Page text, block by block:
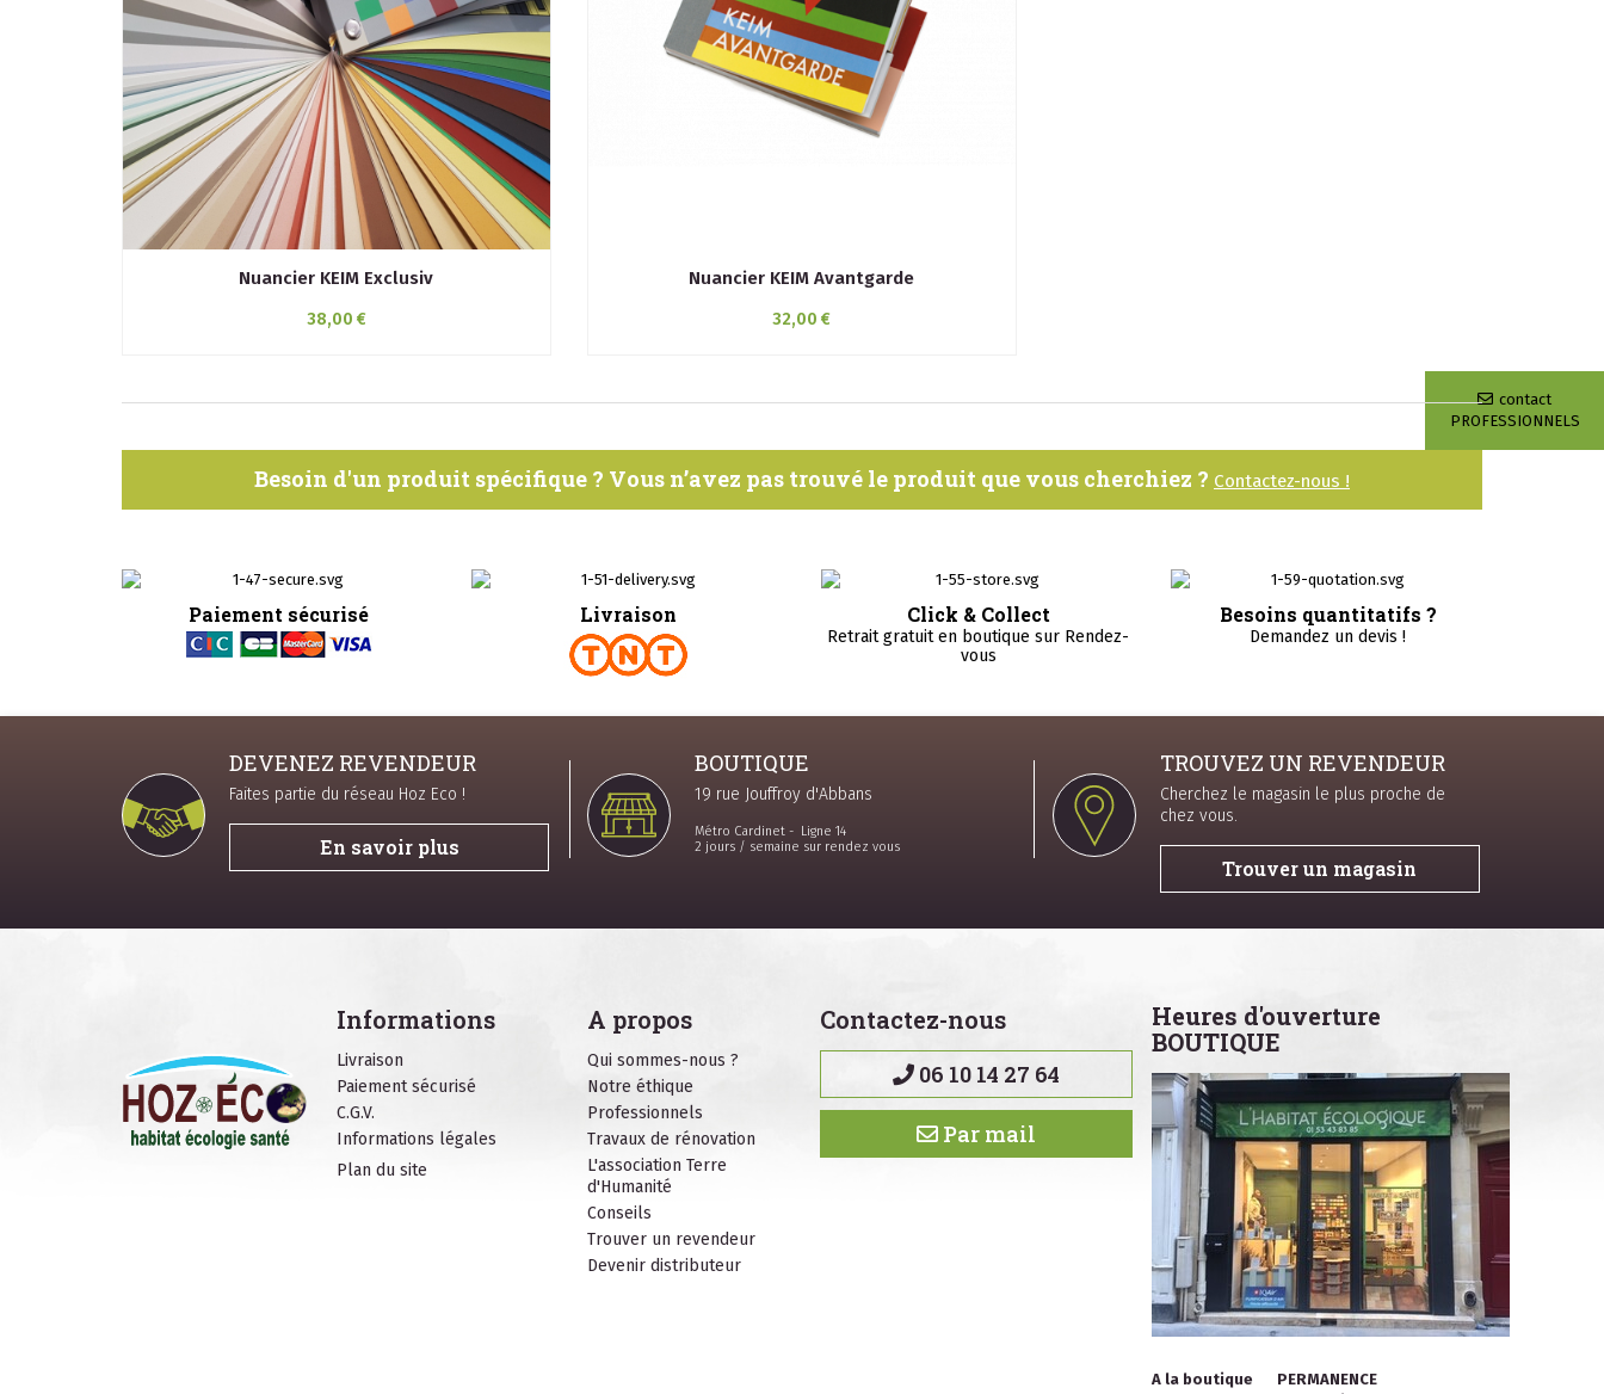
contact
PROFESSIONNELS
Nuancier KEIM Exclusiv
38,00 €
Nuancier KEIM Avantgarde
32,00 €
Besoin d'un produit spécifique ? Vous n’avez pas trouvé le produit que vous cherchiez ? Contactez-nous !
Paiement sécurisé Livraison Click & Collect
Retrait gratuit en boutique sur Rendez-
vous
Besoins quantitatifs ?
Demandez un devis !
DEVENEZ REVENDEUR
Faites partie du réseau Hoz Eco !
En savoir plus
BOUTIQUE
19 rue Jouffroy d'Abbans
Métro Cardinet - Ligne 14
2 jours / semaine sur rendez vous
TROUVEZ UN REVENDEUR
Cherchez le magasin le plus proche de
chez vous.
Trouver un magasin
Informations
Livraison
Paiement sécurisé
C.G.V.
Informations légales
Plan du site
A propos
Qui sommes-nous ?
Notre éthique
Professionnels
Travaux de rénovation
L'association Terre
d'Humanité
Conseils
Trouver un revendeur
Devenir distributeur
Contactez-nous
06 10 14 27 64
Par mail
Heures d'ouverture
BOUTIQUE
A la boutique
PERMANENCE